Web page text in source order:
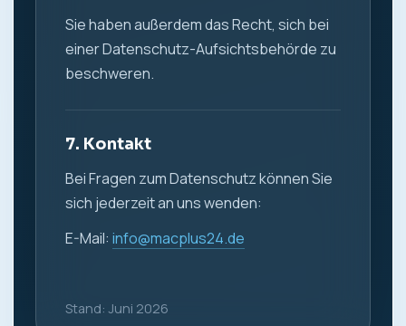
Sie haben außerdem das Recht, sich bei
einer Datenschutz-Aufsichtsbehörde zu
beschweren.
7. Kontakt
Bei Fragen zum Datenschutz können Sie
sich jederzeit an uns wenden:
E-Mail: info@macplus24.de
Stand: Juni 2026